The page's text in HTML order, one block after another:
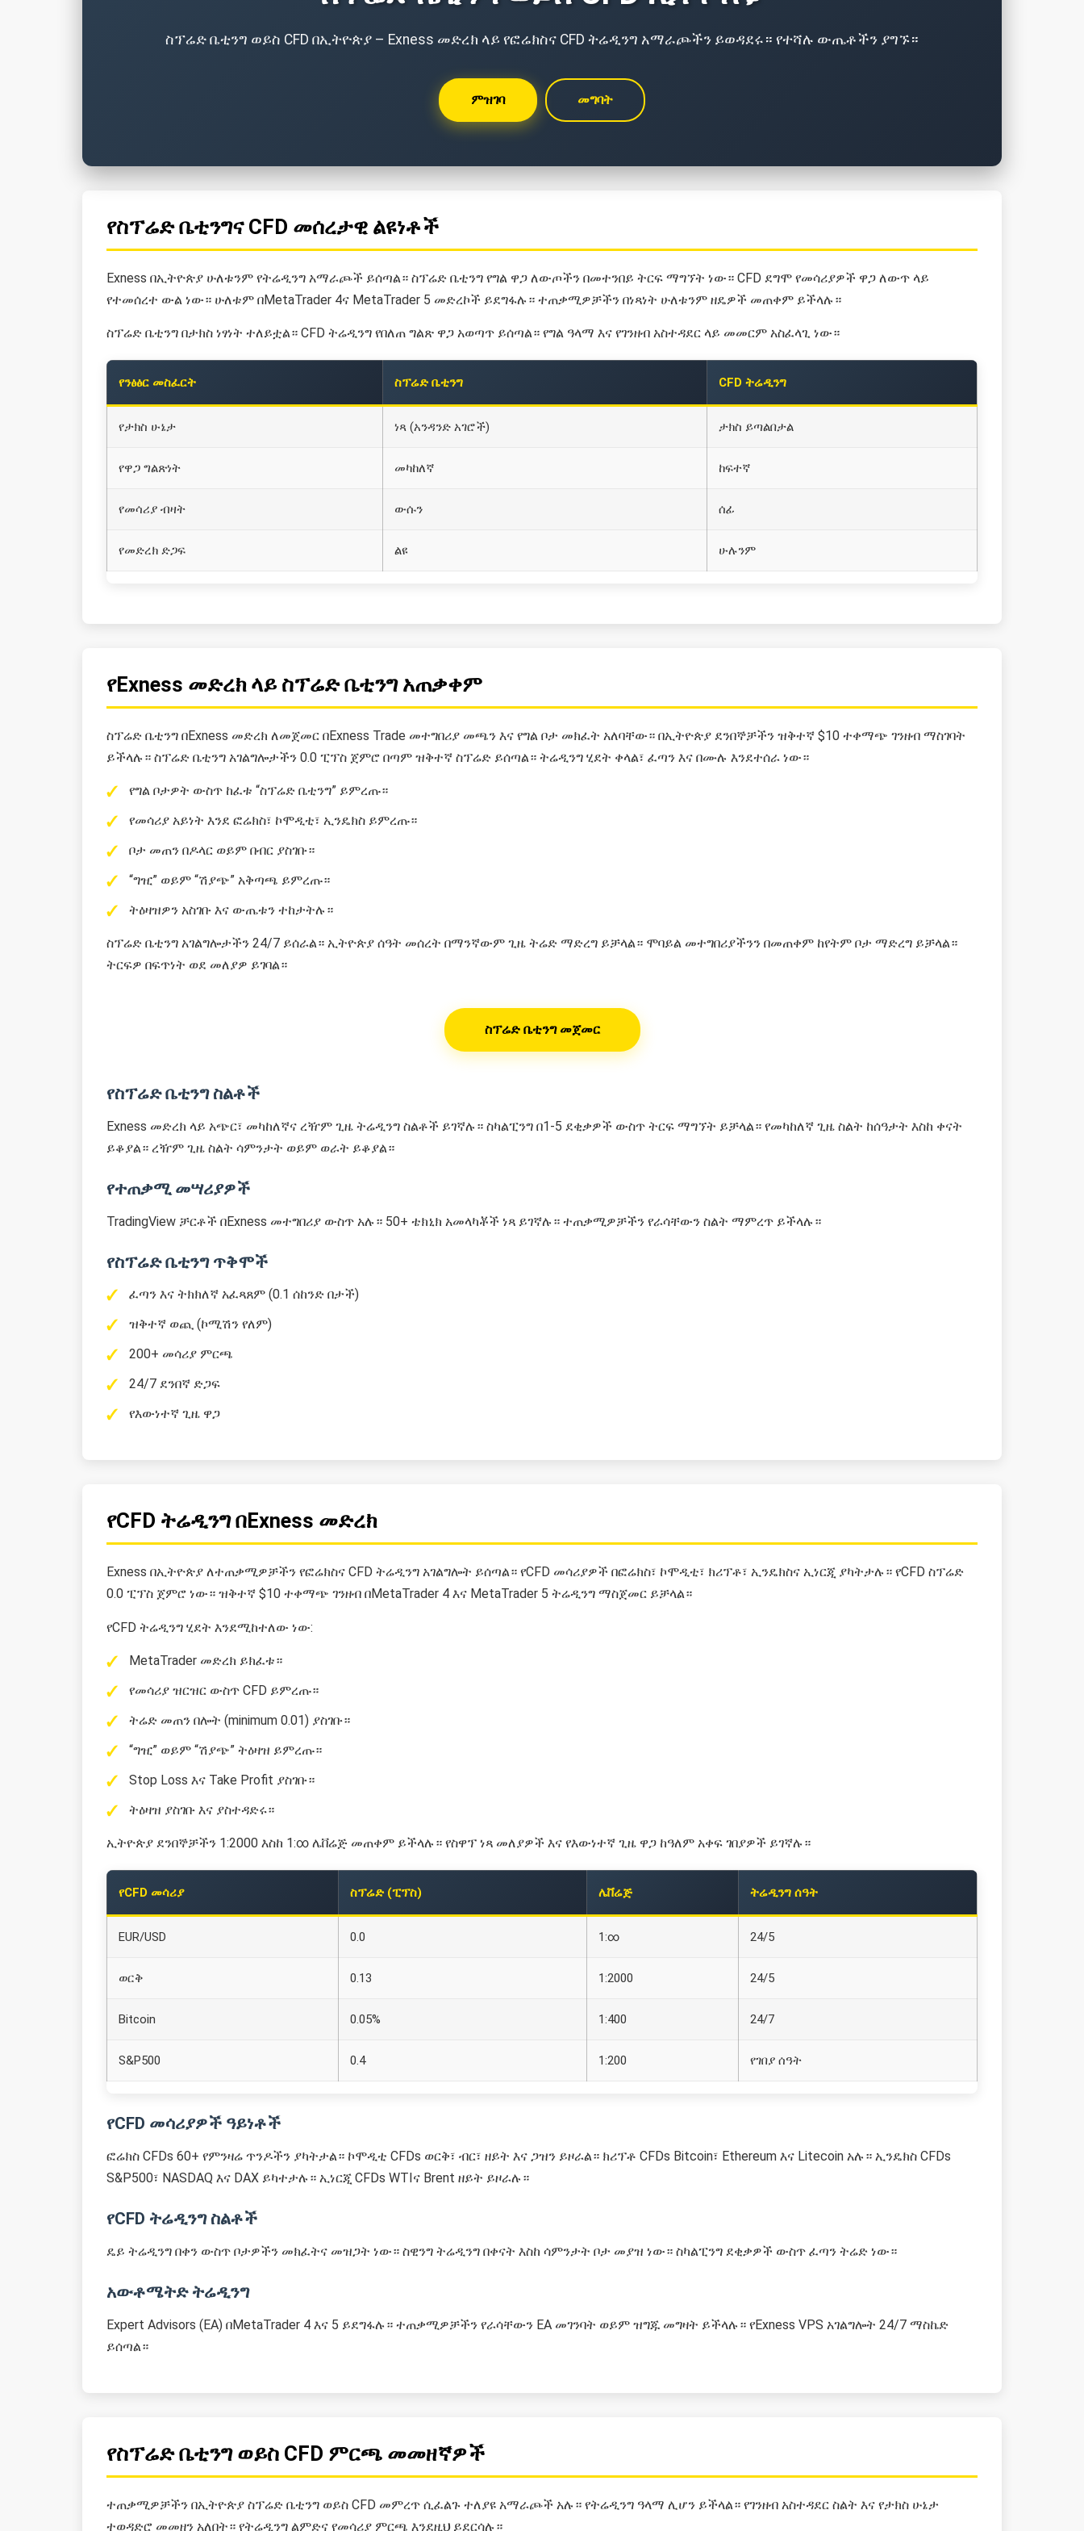
ስፕሬድ ቤቲንግ ወይስ CFD በኢትዮጵያ – Exness መድረክ ላይ የፎሬክስና CFD ትሬዲንግ አማራጮችን ይወዳደሩ። የተሻሉ ውጤቶችን ያግኙ።
ምዝገባ መግባት
የስፕሬድ ቤቲንግና CFD መሰረታዊ ልዩነቶች
Exness በኢትዮጵያ ሁለቱንም የትሬዲንግ አማራጮች ይሰጣል። ስፕሬድ ቤቲንግ የግል ዋጋ ለውጦችን በመተንበይ ትርፍ ማግኘት ነው። CFD ደግሞ የመሳሪያዎች ዋጋ ለውጥ ላይ
የተመሰረተ ውል ነው። ሁለቱም በMetaTrader 4ና MetaTrader 5 መድረኮች ይደግፋሉ። ተጠቃሚዎቻችን በነጻነት ሁለቱንም ዘዴዎች መጠቀም ይችላሉ።
ስፕሬድ ቤቲንግ በታክስ ነፃነት ተለይቷል። CFD ትሬዲንግ የበለጠ ግልጽ ዋጋ አወጣጥ ይሰጣል። የግል ዓላማ እና የገንዘብ አስተዳደር ላይ መመርም አስፈላጊ ነው።
የንፅፅር መስፈርት ስፕሬድ ቤቲንግ CFD ትሬዲንግ
የታክስ ሁኔታ ነጻ (አንዳንድ አገሮች) ታክስ ይጣልበታል
የዋጋ ግልጽነት መካከለኛ ከፍተኛ
የመሳሪያ ብዛት ውሱን ሰፊ
የመድረክ ድጋፍ ልዩ ሁሉንም
የExness መድረክ ላይ ስፕሬድ ቤቲንግ አጠቃቀም
ስፕሬድ ቤቲንግ በExness መድረክ ለመጀመር በExness Trade መተግበሪያ መጫን እና የግል ቦታ መክፈት አለባቸው። በኢትዮጵያ ደንበኞቻችን ዝቅተኛ $10 ተቀማጭ ገንዘብ ማስገባት
ይችላሉ። ስፕሬድ ቤቲንግ አገልግሎታችን 0.0 ፒፕስ ጀምሮ በጣም ዝቅተኛ ስፕሬድ ይሰጣል። ትሬዲንግ ሂደት ቀላል፣ ፈጣን እና በሙሉ እንደተሰራ ነው።
የግል ቦታዎት ውስጥ ከፈቱ “ስፕሬድ ቤቲንግ” ይምረጡ።
የመሳሪያ አይነት እንደ ፎሬክስ፣ ኮሞዲቲ፣ ኢንዴክስ ይምረጡ።
ቦታ መጠን በዶላር ወይም በብር ያስገቡ።
“ግዢ” ወይም “ሽያጭ” አቅጣጫ ይምረጡ።
ትዕዛዝዎን አስገቡ እና ውጤቱን ተከታትሉ።
ስፕሬድ ቤቲንግ አገልግሎታችን 24/7 ይሰራል። ኢትዮጵያ ሰዓት መሰረት በማንኛውም ጊዜ ትሬድ ማድረግ ይቻላል። ሞባይል መተግበሪያችንን በመጠቀም ከየትም ቦታ ማድረግ ይቻላል።
ትርፍዎ በፍጥነት ወደ መለያዎ ይገባል።
ስፕሬድ ቤቲንግ መጀመር
የስፕሬድ ቤቲንግ ስልቶች
Exness መድረክ ላይ አጭር፣ መካከለኛና ረዥም ጊዜ ትሬዲንግ ስልቶች ይገኛሉ። ስካልፒንግ በ1-5 ደቂቃዎች ውስጥ ትርፍ ማግኘት ይቻላል። የመካከለኛ ጊዜ ስልት ከሰዓታት እስከ ቀናት
ይቆያል። ረዥም ጊዜ ስልት ሳምንታት ወይም ወራት ይቆያል።
የተጠቃሚ መሣሪያዎች
TradingView ቻርቶች በExness መተግበሪያ ውስጥ አሉ። 50+ ቴክኒክ አመላካቾች ነጻ ይገኛሉ። ተጠቃሚዎቻችን የራሳቸውን ስልት ማምረጥ ይችላሉ።
የስፕሬድ ቤቲንግ ጥቅሞች
ፈጣን እና ትክክለኛ አፈጻጸም (0.1 ሰከንድ በታች)
ዝቅተኛ ወጪ (ኮሚሽን የለም)
200+ መሳሪያ ምርጫ
24/7 ደንበኛ ድጋፍ
የእውነተኛ ጊዜ ዋጋ
የCFD ትሬዲንግ በExness መድረክ
Exness በኢትዮጵያ ለተጠቃሚዎቻችን የፎሬክስና CFD ትሬዲንግ አገልግሎት ይሰጣል። የCFD መሳሪያዎች በፎሬክስ፣ ኮሞዲቲ፣ ክሪፕቶ፣ ኢንዴክስና ኢነርጂ ያካትታሉ። የCFD ስፕሬድ
0.0 ፒፕስ ጀምሮ ነው። ዝቅተኛ $10 ተቀማጭ ገንዘብ በMetaTrader 4 እና MetaTrader 5 ትሬዲንግ ማስጀመር ይቻላል።
የCFD ትሬዲንግ ሂደት እንደሚከተለው ነው:
MetaTrader መድረክ ይክፈቱ።
የመሳሪያ ዝርዝር ውስጥ CFD ይምረጡ።
ትሬድ መጠን በሎት (minimum 0.01) ያስገቡ።
“ግዢ” ወይም “ሽያጭ” ትዕዛዝ ይምረጡ።
Stop Loss እና Take Profit ያስገቡ።
ትዕዛዝ ያስገቡ እና ያስተዳድሩ።
ኢትዮጵያ ደንበኞቻችን 1:2000 እስከ 1:∞ ሌቨሬጅ መጠቀም ይችላሉ። የስዋፕ ነጻ መለያዎች እና የእውነተኛ ጊዜ ዋጋ ከዓለም አቀፍ ገበያዎች ይገኛሉ።
የCFD መሳሪያ ስፕሬድ (ፒፕስ) ሌቨሬጅ ትሬዲንግ ሰዓት
EUR/USD 0.0 1:∞ 24/5
ወርቅ 0.13 1:2000 24/5
Bitcoin 0.05% 1:400 24/7
S&P500 0.4 1:200 የገበያ ሰዓት
የCFD መሳሪያዎች ዓይነቶች
ፎሬክስ CFDs 60+ የምንዛሬ ጥንዶችን ያካትታል። ኮሞዲቲ CFDs ወርቅ፣ ብር፣ ዘይት እና ጋዝን ይዞራል። ክሪፕቶ CFDs Bitcoin፣ Ethereum እና Litecoin አሉ። ኢንዴክስ CFDs
S&P500፣ NASDAQ እና DAX ይካተታሉ። ኢነርጂ CFDs WTIና Brent ዘይት ይዞራሉ።
የCFD ትሬዲንግ ስልቶች
ዴይ ትሬዲንግ በቀን ውስጥ ቦታዎችን መክፈትና መዝጋት ነው። ስዊንግ ትሬዲንግ በቀናት እስከ ሳምንታት ቦታ መያዝ ነው። ስካልፒንግ ደቂቃዎች ውስጥ ፈጣን ትሬድ ነው።
አውቶሜትድ ትሬዲንግ
Expert Advisors (EA) በMetaTrader 4 እና 5 ይደግፋሉ። ተጠቃሚዎቻችን የራሳቸውን EA መገንባት ወይም ዝግጁ መግዛት ይችላሉ። የExness VPS አገልግሎት 24/7 ማስኬድ
ይሰጣል።
የስፕሬድ ቤቲንግ ወይስ CFD ምርጫ መመዘኛዎች
ተጠቃሚዎቻችን በኢትዮጵያ ስፕሬድ ቤቲንግ ወይስ CFD መምረጥ ሲፈልጉ ተለያዩ አማራጮች አሉ። የትሬዲንግ ዓላማ ሊሆን ይችላል። የገንዘብ አስተዳደር ስልት እና የታክስ ሁኔታ
ተወዳድሮ መመዘን አለበት። የትሬዲንግ ልምድና የመሳሪያ ምርጫ እንደዚህ ይደርሳሉ።